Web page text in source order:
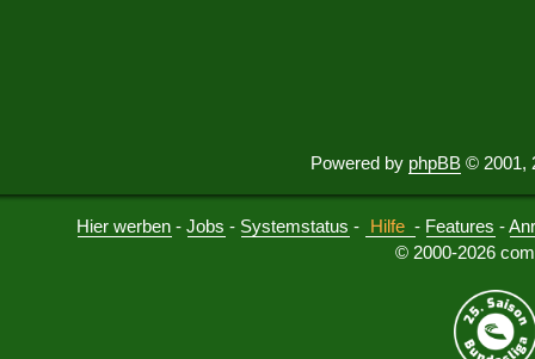
Powered by phpBB © 2001,
Hier werben -Jobs - Systemstatus - Hilfe - Features -
© 2000-2026